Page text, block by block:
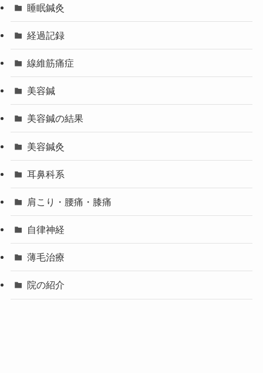
睡眠鍼灸
経過記録
線維筋痛症
美容鍼
美容鍼の結果
美容鍼灸
耳鼻科系
肩こり・腰痛・膝痛
自律神経
薄毛治療
院の紹介